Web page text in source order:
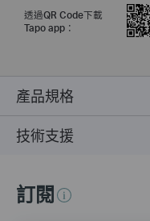
透過QR Code下載
Tapo app：
產品規格
技術支援
訂閱